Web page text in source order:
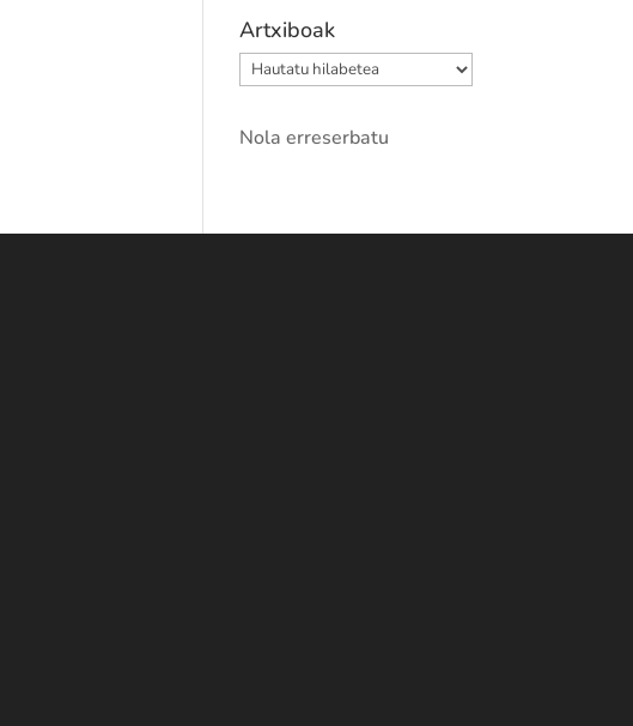
Artxiboak
Artxiboak
Nola erreserbatu